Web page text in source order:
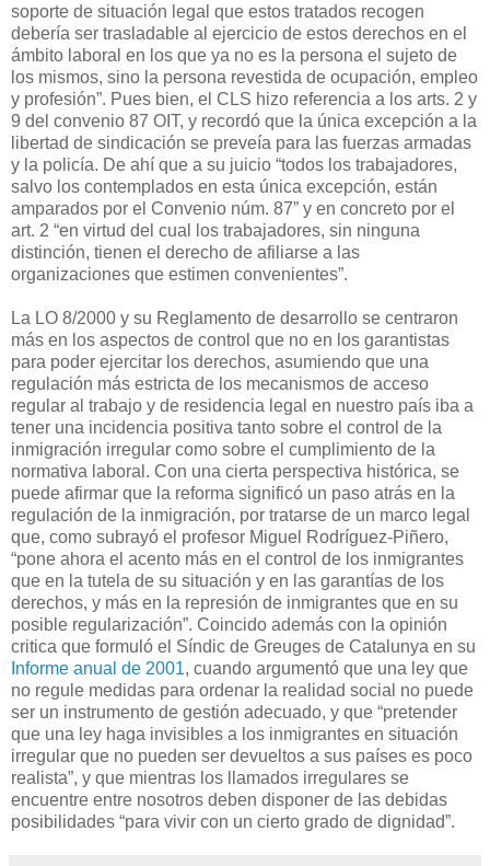
soporte de situación legal que estos tratados recogen
debería ser trasladable al ejercicio de estos derechos en el
ámbito laboral en los que ya no es la persona el sujeto de
los mismos, sino la persona revestida de ocupación, empleo
y profesión”. Pues bien, el CLS hizo referencia a los arts. 2 y
9 del convenio 87 OIT, y recordó que la única excepción a la
libertad de sindicación se preveía para las fuerzas armadas
y la policía. De ahí que a su juicio “todos los trabajadores,
salvo los contemplados en esta única excepción, están
amparados por el Convenio núm. 87” y en concreto por el
art. 2 “en virtud del cual los trabajadores, sin ninguna
distinción, tienen el derecho de afiliarse a las
organizaciones que estimen convenientes”.
La LO 8/2000 y su Reglamento de desarrollo se centraron
más en los aspectos de control que no en los garantistas
para poder ejercitar los derechos, asumiendo que una
regulación más estricta de los mecanismos de acceso
regular al trabajo y de residencia legal en nuestro país iba a
tener una incidencia positiva tanto sobre el control de la
inmigración irregular como sobre el cumplimiento de la
normativa laboral. Con una cierta perspectiva histórica, se
puede afirmar que la reforma significó un paso atrás en la
regulación de la inmigración, por tratarse de un marco legal
que, como subrayó el profesor Miguel Rodríguez-Piñero,
“pone ahora el acento más en el control de los inmigrantes
que en la tutela de su situación y en las garantías de los
derechos, y más en la represión de inmigrantes que en su
posible regularización”. Coincido además con la opinión
critica que formuló el Síndic de Greuges de Catalunya en su
Informe anual de 2001, cuando argumentó que una ley que
no regule medidas para ordenar la realidad social no puede
ser un instrumento de gestión adecuado, y que “pretender
que una ley haga invisibles a los inmigrantes en situación
irregular que no pueden ser devueltos a sus países es poco
realista”, y que mientras los llamados irregulares se
encuentre entre nosotros deben disponer de las debidas
posibilidades “para vivir con un cierto grado de dignidad”.